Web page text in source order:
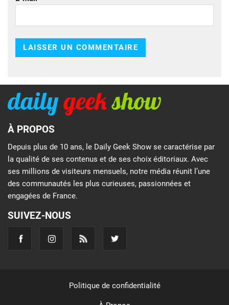
À PROPOS
Depuis plus de 10 ans, le Daily Geek Show se caractérise par
la qualité de ses contenus et de ses choix éditoriaux. Avec
ses millions de visiteurs mensuels, notre média réunit l’une
des communautés les plus curieuses, passionnées et
engagées de France.
SUIVEZ-NOUS
Politique de confidentialité